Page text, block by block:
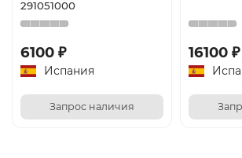
291051000
6100 ₽
Испания
Запрос наличия
16100 ₽